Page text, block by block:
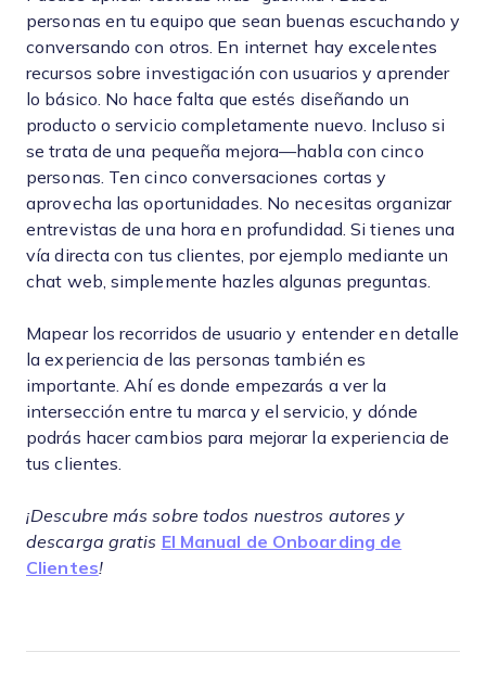
personas en tu equipo que sean buenas escuchando y
conversando con otros. En internet hay excelentes
recursos sobre investigación con usuarios y aprender
lo básico. No hace falta que estés diseñando un
producto o servicio completamente nuevo. Incluso si
se trata de una pequeña mejora—habla con cinco
personas. Ten cinco conversaciones cortas y
aprovecha las oportunidades. No necesitas organizar
entrevistas de una hora en profundidad. Si tienes una
vía directa con tus clientes, por ejemplo mediante un
chat web, simplemente hazles algunas preguntas.
Mapear los recorridos de usuario y entender en detalle
la experiencia de las personas también es
importante. Ahí es donde empezarás a ver la
intersección entre tu marca y el servicio, y dónde
podrás hacer cambios para mejorar la experiencia de
tus clientes.
¡Descubre más sobre todos nuestros autores y
descarga gratis El Manual de Onboarding de
Clientes!